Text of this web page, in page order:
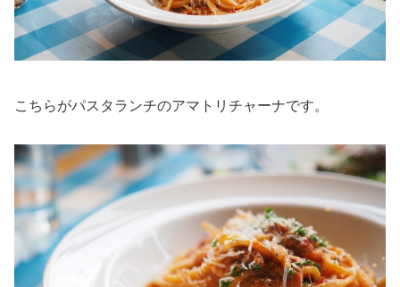
こちらがパスタランチのアマトリチャーナです。